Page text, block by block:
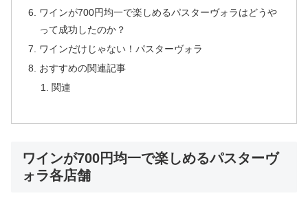
ワインが700円均一で楽しめるパスターヴォラはどうや
って成功したのか？
ワインだけじゃない！パスターヴォラ
おすすめの関連記事
関連
ワインが700円均一で楽しめるパスターヴ
ォラ各店舗